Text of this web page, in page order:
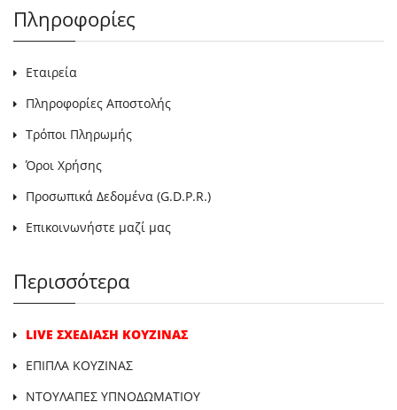
Πληροφορίες
Εταιρεία
Πληροφορίες Αποστολής
Τρόποι Πληρωμής
Όροι Χρήσης
Προσωπικά Δεδομένα (G.D.P.R.)
Επικοινωνήστε μαζί μας
Περισσότερα
LIVE ΣΧΕΔΙΑΣΗ ΚΟΥΖΙΝΑΣ
ΕΠΙΠΛΑ ΚΟΥΖΙΝΑΣ
ΝΤΟΥΛΑΠΕΣ ΥΠΝΟΔΩΜΑΤΙΟΥ